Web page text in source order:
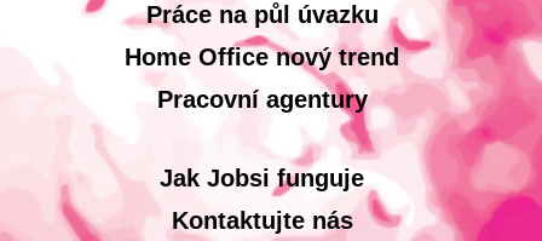
Práce na půl úvazku
Home Office nový trend
Pracovní agentury
Jak Jobsi funguje
Kontaktujte nás